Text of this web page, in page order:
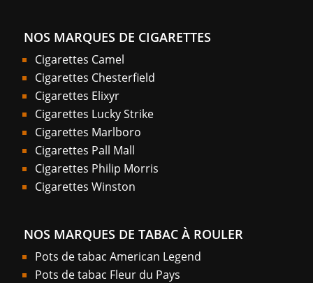
NOS MARQUES DE CIGARETTES
Cigarettes Camel
Cigarettes Chesterfield
Cigarettes Elixyr
Cigarettes Lucky Strike
Cigarettes Marlboro
Cigarettes Pall Mall
Cigarettes Philip Morris
Cigarettes Winston
NOS MARQUES DE TABAC À ROULER
Pots de tabac American Legend
Pots de tabac Fleur du Pays